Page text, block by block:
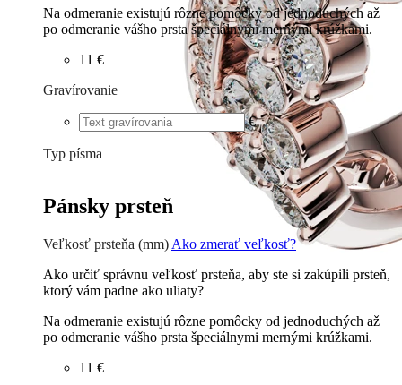
Na odmeranie existujú rôzne pomôcky od jednoduchých až
po odmeranie vášho prsta špeciálnymi mernými krúžkami.
11 €
Gravírovanie
€
Typ písma
Písané €
Pánsky prsteň
Veľkosť prsteňa (mm) Ako zmerať veľkosť?
Ako určiť správnu veľkosť prsteňa, aby ste si zakúpili prsteň,
ktorý vám padne ako uliaty?
Na odmeranie existujú rôzne pomôcky od jednoduchých až
po odmeranie vášho prsta špeciálnymi mernými krúžkami.
11 €